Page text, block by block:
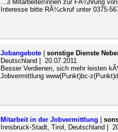
...3 Mitarbeiter/innen zur FÃ¼hrung
Interesse bitte RÃ¼ckruf unter 0375-
Jobangebote sonstige Dienste
Deutschland | 20.07.2011
Besser Verdienen, sich mehr leisten
Jobvermittlung www(Punkt)bc-
Mitarbeit in der Jobvermittlung
Innsbruck-Stadt, Tirol, Deutschland |